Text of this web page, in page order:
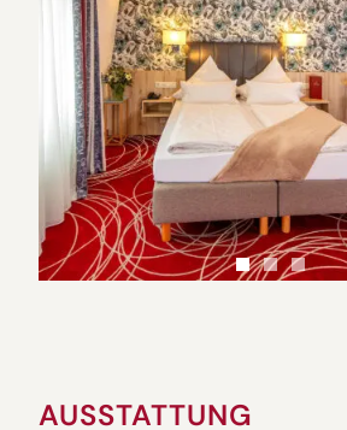
AUSSTATTUNG